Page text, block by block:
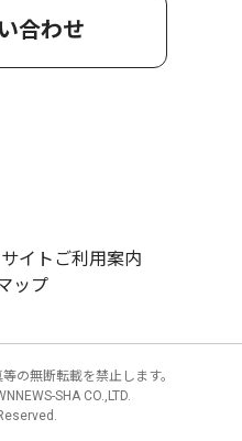
合わせ
サイトご利用案内
ップ
の無断転載を禁止します。
SHA CO.,LTD.